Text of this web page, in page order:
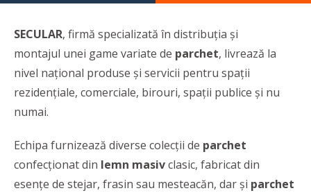
SECULAR, firmă specializată în distribuția și
montajul unei game variate de parchet, livrează la
nivel național produse și servicii pentru spații
rezidenţiale, comerciale, birouri, spații publice şi nu
numai.
Echipa furnizează diverse colecţii de parchet
confecţionat din lemn masivclasic, fabricat din
esenţe de stejar, frasin sau mesteacăn, dar şi parchet